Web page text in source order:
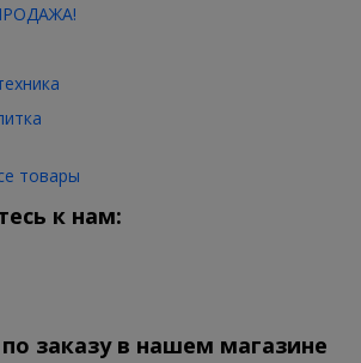
товары
к нам:
заказу в нашем магазине